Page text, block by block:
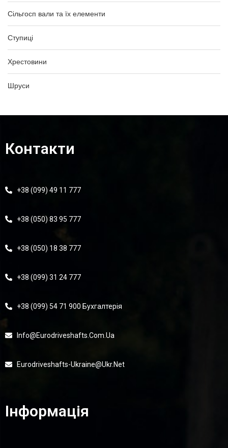
Сільгосп вали та їх елементи
Ступиці
Хрестовини
Шруси
Контакти
+38 (099) 49 11 777
+38 (050) 83 95 777
+38 (050) 18 38 777
+38 (099) 31 24 777
+38 (099) 54 71 900 Бухгалтерія
Info@eurodriveshafts.com.ua
Eurodriveshafts-Ukraine@ukr.net
Інформація